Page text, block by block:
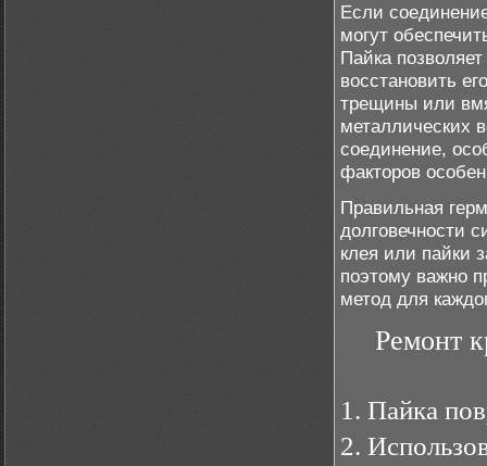
Если
могут
Пайка
восстановить
трещины или
металлических
соединение,
факторов
Правильная
долговечности
клея или пайки
поэтому важно
метод для
Ремонт
1. Пайка
2.